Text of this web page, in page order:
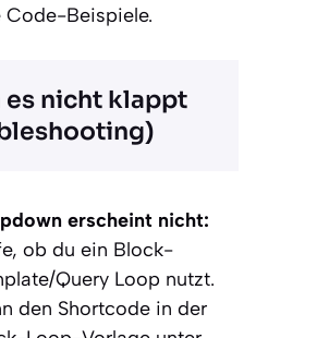
Code-Beispiele.
es nicht klappt
erscheint nicht:
ob du ein Block-
Query Loop nutzt.
den Shortcode in der